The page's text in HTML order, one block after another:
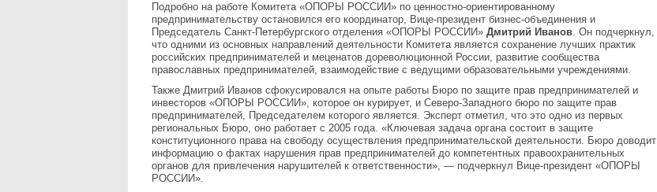
Подробно на работе Комитета «ОПОРЫ РОССИИ» по ценностно-ориентированному
предпринимательству остановился его координатор, Вице-президент бизнес-объединения и
Председатель Санкт-Петербургского отделения «ОПОРЫ РОССИИ» Дмитрий Иванов. Он подчеркнул,
что одними из основных направлений деятельности Комитета является сохранение лучших практик
российских предпринимателей и меценатов дореволюционной России, развитие сообщества
православных предпринимателей, взаимодействие с ведущими образовательными учреждениями.
Также Дмитрий Иванов сфокусировался на опыте работы Бюро по защите прав предпринимателей и
инвесторов «ОПОРЫ РОССИИ», которое он курирует, и Северо-Западного бюро по защите прав
предпринимателей, Председателем которого является. Эксперт отметил, что это одно из первых
региональных Бюро, оно работает с 2005 года. «Ключевая задача органа состоит в защите
конституционного права на свободу осуществления предпринимательской деятельности. Бюро доводит
информацию о фактах нарушения прав предпринимателей до компетентных правоохранительных
органов для привлечения нарушителей к ответственности», — подчеркнул Вице-президент «ОПОРЫ
РОССИИ».